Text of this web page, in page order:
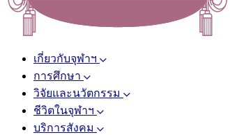
เกี่ยวกับจุฬาฯ
การศึกษา
วิจัยและนวัตกรรม
ชีวิตในจุฬาฯ
บริการสังคม